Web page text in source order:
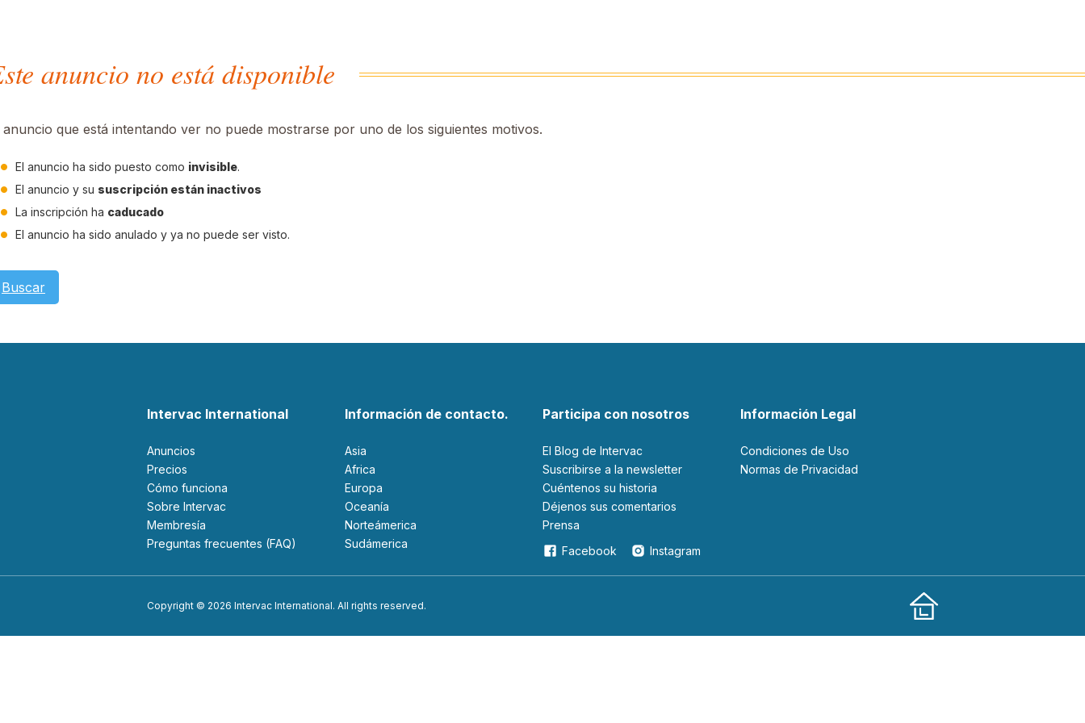
anuncio no está disponible
anuncio que está intentando ver no puede mostrarse por uno de los siguientes motivos.
El anuncio ha sido puesto como invisible.
El anuncio y su suscripción están inactivos
La inscripción ha caducado
El anuncio ha sido anulado y ya no puede ser visto.
Buscar
Intervac International
Anuncios
Precios
Cómo funciona
Sobre Intervac
Membresía
Preguntas frecuentes (FAQ)
Información de contacto.
Asia
Africa
Europa
Oceanía
Norteámerica
Sudámerica
Participa con nosotros
El Blog de Intervac
Suscribirse a la newsletter
Cuéntenos su historia
Déjenos sus comentarios
Prensa
Facebook
Instagram
Información Legal
Condiciones de Uso
Normas de Privacidad
Copyright © 2026 Intervac International. All rights reserved.